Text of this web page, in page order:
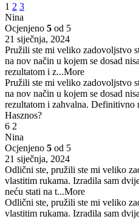
1 2 3
Nina
Ocjenjeno 5 od 5
21 siječnja, 2024
Pružili ste mi veliko zadovoljstvo
na nov način u kojem se dosad
rezultatom i z...More
Pružili ste mi veliko zadovoljstvo
na nov način u kojem se dosad
rezultatom i zahvalna. Definitivno
Hasznos?
6 2
Nina
Ocjenjeno 5 od 5
21 siječnja, 2024
Odlični ste, pružili ste mi veliko
vlastitim rukama. Izradila sam
neću stati na t...More
Odlični ste, pružili ste mi veliko
vlastitim rukama. Izradila sam